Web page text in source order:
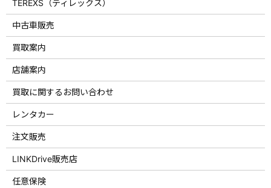
TEREXS（ティレックス）
中古車販売
買取案内
店舗案内
買取に関するお問い合わせ
レンタカー
注文販売
LINKDrive販売店
任意保険